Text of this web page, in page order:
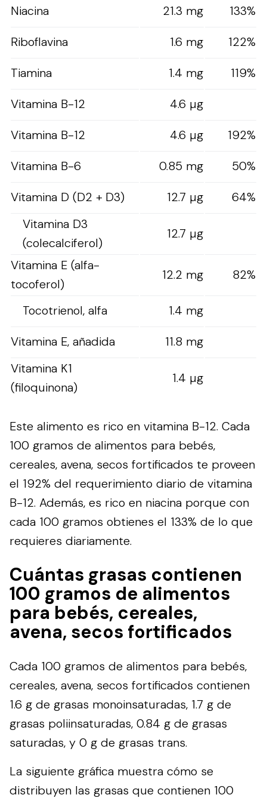
Niacina 21.3 mg
133%
Riboflavina
1.6 mg
122%
Tiamina
1.4 mg
119%
Vitamina B-12
4.6 µg
Vitamina B-12
4.6 µg
192%
Vitamina B-6
0.85 mg
50%
Vitamina D (D2 + D3)
12.7 µg
64%
Vitamina D3
(colecalciferol)
12.7 µg
Vitamina E (alfa-
tocoferol)
12.2 mg 82%
Tocotrienol, alfa
1.4 mg
Vitamina E, añadida
11.8 mg
Vitamina K1
(filoquinona)
1.4 µg
Este alimento es rico en vitamina B-12. Cada
100 gramos de alimentos para bebés,
cereales, avena, secos fortificados te proveen
el 192% del requerimiento diario de vitamina
B-12. Además, es rico en niacina porque con
cada 100 gramos obtienes el 133% de lo que
requieres diariamente.
Cuántas grasas contienen
100 gramos de alimentos
para bebés, cereales,
avena, secos fortificados
Cada 100 gramos de alimentos para bebés,
cereales, avena, secos fortificados contienen
1.6 g de grasas monoinsaturadas, 1.7 g de
grasas poliinsaturadas, 0.84 g de grasas
saturadas, y 0 g de grasas trans.
La siguiente gráfica muestra cómo se
distribuyen las grasas que contienen 100